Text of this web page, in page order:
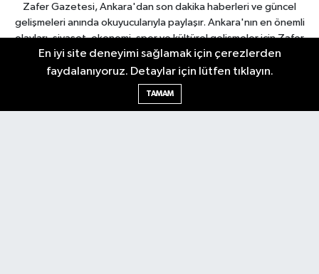
Zafer Gazetesi, Ankara'dan son dakika haberleri ve güncel
gelişmeleri anında okuyucularıyla paylaşır. Ankara'nın en önemli
olayları, siyaset, ekonomi, spor ve kültürel gelişmeler için Zafer
Gazetesi'ni takip edin. Başkentin güvendiği haber kaynağı.
En iyi site deneyimi sağlamak için çerezlerden
faydalanıyoruz. Detaylar için lütfen tıklayın.
TAMAM